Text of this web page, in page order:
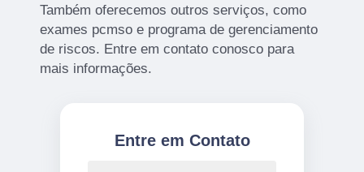
Também oferecemos outros serviços, como
exames pcmso e programa de gerenciamento
de riscos. Entre em contato conosco para
mais informações.
Entre em Contato